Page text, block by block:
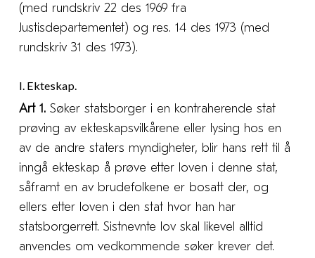
(med rundskriv 22 des 1969 fra
Justisdepartementet) og res. 14 des 1973 (med
rundskriv 31 des 1973).
I. Ekteskap.
Art 1.Søker statsborger i en kontraherende stat
prøving av ekteskapsvilkårene eller lysing hos en
av de andre staters myndigheter, blir hans rett til å
inngå ekteskap å prøve etter loven i denne stat,
såframt en av brudefolkene er bosatt der, og
ellers etter loven i den stat hvor han har
statsborgerrett. Sistnevnte lov skal likevel alltid
anvendes om vedkommende søker krever det.